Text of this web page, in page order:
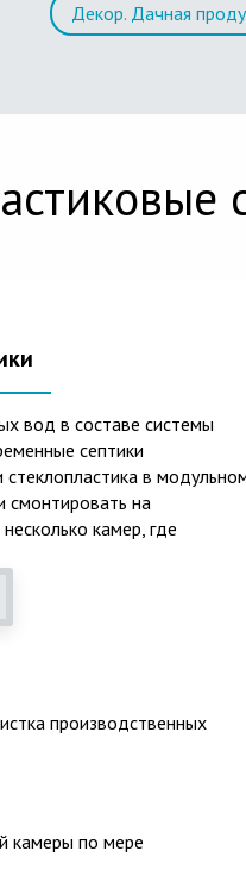
Декор. Дачная
вод в составе системы
септики
стеклопластика в
смонтировать на
камер, где
выдержать давление
коррозии под
больших перепадах
что исключает
уровне грунтовых
отметить
ассенизаторской
удобный
объем стоков в
производственных
камеры по мере